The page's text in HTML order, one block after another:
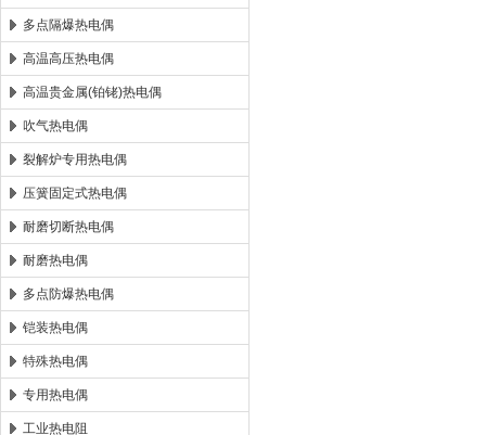
多点隔爆热电偶
高温高压热电偶
高温贵金属(铂铑)热电偶
吹气热电偶
裂解炉专用热电偶
压簧固定式热电偶
耐磨切断热电偶
耐磨热电偶
多点防爆热电偶
铠装热电偶
特殊热电偶
专用热电偶
工业热电阻